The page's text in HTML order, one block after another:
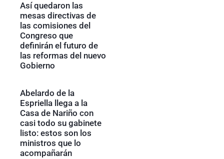
Así quedaron las
mesas directivas de
las comisiones del
Congreso que
definirán el futuro de
las reformas del nuevo
Gobierno
Abelardo de la
Espriella llega a la
Casa de Nariño con
casi todo su gabinete
listo: estos son los
ministros que lo
acompañarán